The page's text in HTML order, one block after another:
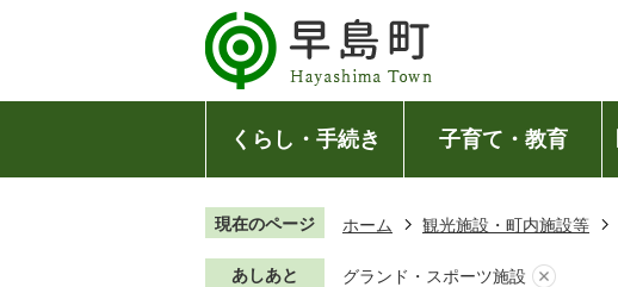
くらし・手続き 子育て・教育
現在のページ ホーム 観光施設・町内施設等
あしあと グランド・スポーツ施設